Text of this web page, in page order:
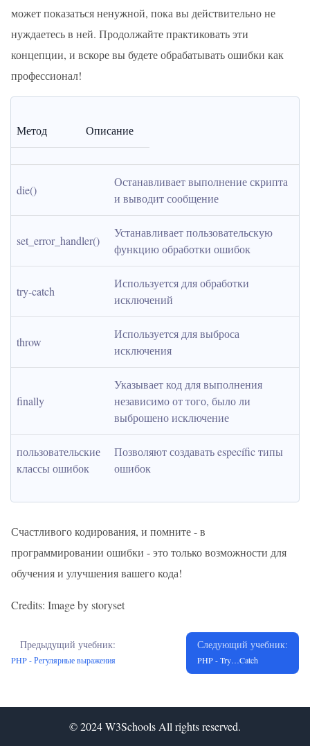
может показаться ненужной, пока вы действительно не
нуждаетесь в ней. Продолжайте практиковать эти
концепции, и вскоре вы будете обрабатывать ошибки как
профессионал!
Метод Описание
die()
Останавливает выполнение скрипта
и выводит сообщение
set_error_handler()
Устанавливает пользовательскую
функцию обработки ошибок
try-catch
Используется для обработки
исключений
throw
Используется для выброса
исключения
finally
Указывает код для выполнения
независимо от того, было ли
выброшено исключение
пользовательские
классы ошибок
Позволяют создавать específic типы
ошибок
Счастливого кодирования, и помните - в
программировании ошибки - это только возможности для
обучения и улучшения вашего кода!
Credits: Image by storyset
Предыдущий учебник:
PHP - Регулярные выражения
Следующий учебник:
PHP - Try…Catch
© 2024W3Schools All rights reserved.